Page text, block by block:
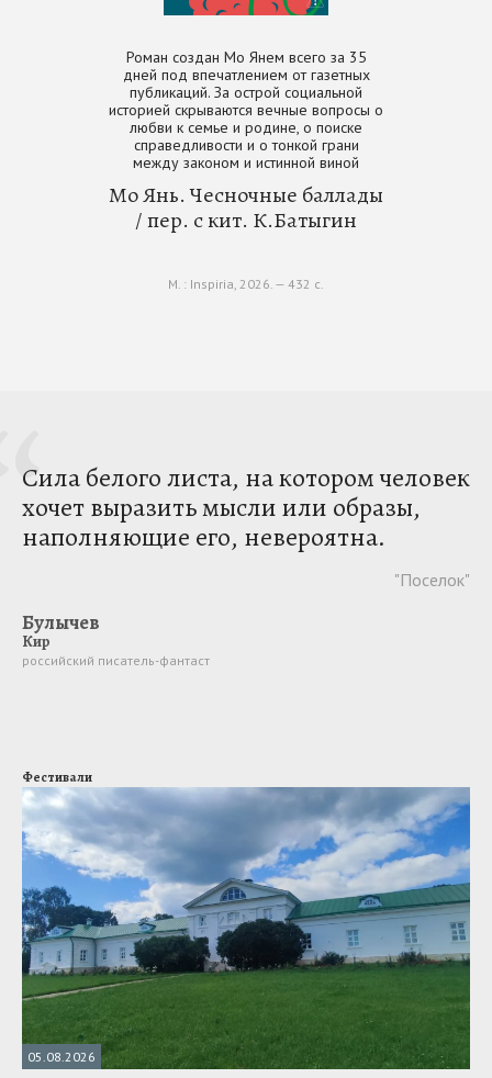
Роман создан Мо Янем всего за 35
дней под впечатлением от газетных
публикаций. За острой социальной
историей скрываются вечные вопросы о
любви к семье и родине, о поиске
справедливости и о тонкой грани
между законом и истинной виной
Мо Янь. Чесночные баллады
/ пер. с кит. К.Батыгин
М. : Inspiria, 2026. — 432 с.
Сила белого листа, на котором человек
хочет выразить мысли или образы,
наполняющие его, невероятна.
"Поселок"
Булычев
Кир
российский писатель-фантаст
Фестивали
05.08.2026